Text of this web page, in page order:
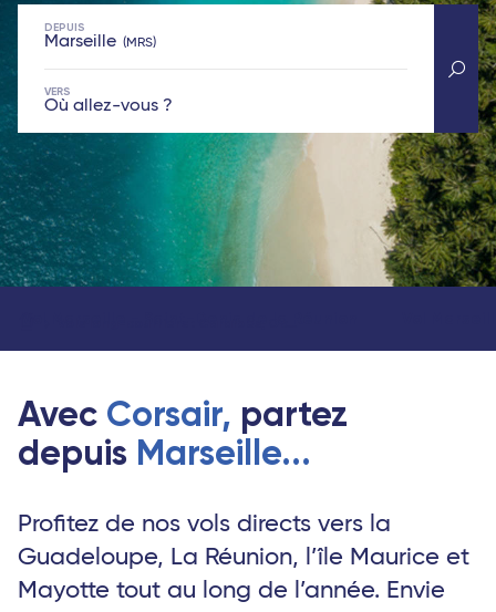
DEPUIS
Marseille MRS
VERS
Où allez-vous ?
Avec Corsair, partez
depuis Marseille...
Profitez de nos vols directs vers la
Guadeloupe, La Réunion, l’île Maurice et
Mayotte tout au long de l’année. Envie